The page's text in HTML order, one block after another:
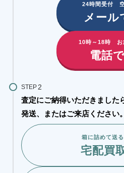
24時間受付
メール
10時～18時 お
電話
STEP
査定にご納得いただきました
発送、またはご来店ください。
箱に詰めて送
宅配買